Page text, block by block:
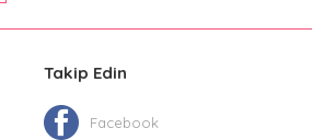
Takip Edin
Facebook